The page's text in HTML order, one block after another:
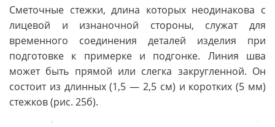
Сметочные стежки, длина которых неодинакова с
лицевой и изнаночной стороны, служат для
временного соединения деталей изделия при
подготовке к примерке и подгонке. Линия шва
может быть прямой или слегка закругленной. Он
состоит из длинных (1,5 — 2,5 см) и коротких (5 мм)
стежков (рис. 25б).